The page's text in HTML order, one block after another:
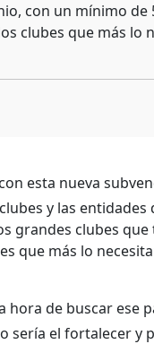
con un mínimo
clubes que más lo
esta nueva
y las
grandes clubes
que más lo
hora de buscar ese
sería el fortalecer